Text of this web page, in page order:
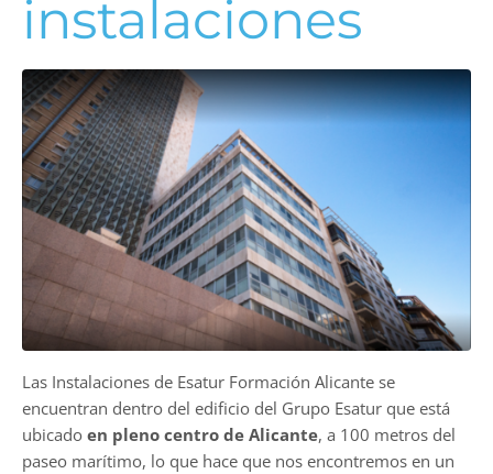
instalaciones
Las Instalaciones de Esatur Formación Alicante se
encuentran dentro del edificio del Grupo Esatur que está
ubicado en pleno centro de Alicante, a 100 metros del
paseo marítimo, lo que hace que nos encontremos en un